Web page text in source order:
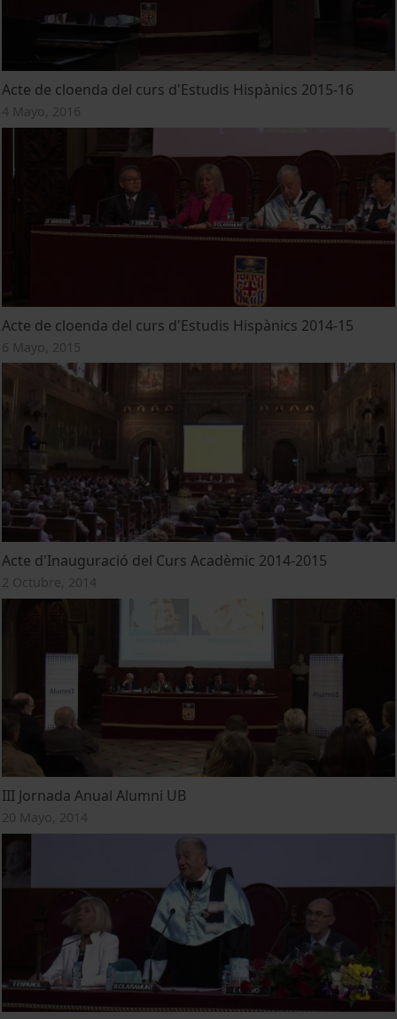
Acte de cloenda del curs d'Estudis Hispànics 2015-16
4 Mayo, 2016
Acte de cloenda del curs d'Estudis Hispànics 2014-15
6 Mayo, 2015
Acte d'Inauguració del Curs Acadèmic 2014-2015
2 Octubre, 2014
III Jornada Anual Alumni UB
20 Mayo, 2014